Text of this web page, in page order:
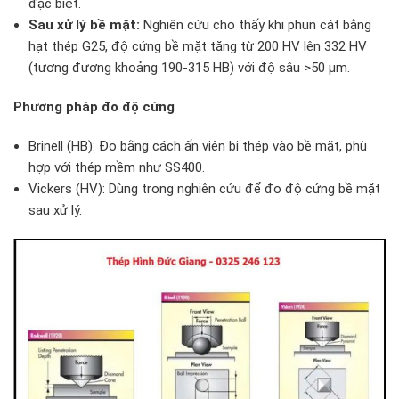
đặc biệt.
Sau xử lý bề mặt: Nghiên cứu cho thấy khi phun cát bằng
hạt thép G25, độ cứng bề mặt tăng từ 200 HV lên 332 HV
(tương đương khoảng 190-315 HB) với độ sâu >50 µm.
Phương pháp đo độ cứng
Brinell (HB): Đo bằng cách ấn viên bi thép vào bề mặt, phù
hợp với thép mềm như SS400.
Vickers (HV): Dùng trong nghiên cứu để đo độ cứng bề mặt
sau xử lý.